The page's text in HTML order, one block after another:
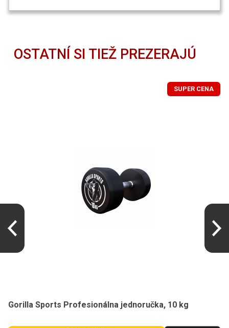
OSTATNÍ SI TIEŽ PREZERAJÚ
SUPER CENA
Gorilla Sports Profesionálna jednoručka, 10 kg